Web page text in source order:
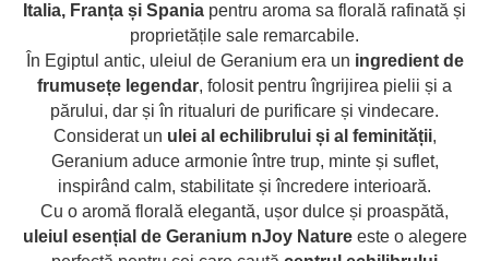
Self love* In Asteptarea Soarelui
Pericole_vs_beneficii
Italia, Franța și Spania pentru aroma sa florală rafinată și
proprietățile sale remarcabile.
În Egiptul antic, uleiul de Geranium era un ingredient de
frumusețe legendar, folosit pentru îngrijirea pielii și a
părului, dar și în ritualuri de purificare și vindecare.
Considerat un ulei al echilibrului și al feminității,
Geranium aduce armonie între trup, minte și suflet,
inspirând calm, stabilitate și încredere interioară.
Cu o aromă florală elegantă, ușor dulce și proaspătă,
uleiul esențial de Geranium nJoy Natureeste o alegere